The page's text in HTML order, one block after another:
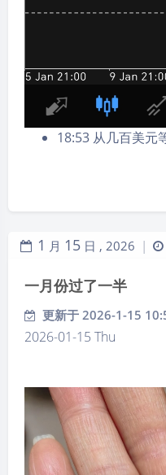
18:53 从几百美元
1 月 15 日 , 2026
一月份过了一半
更新于 2026-1-15
2026-01-15 Thu